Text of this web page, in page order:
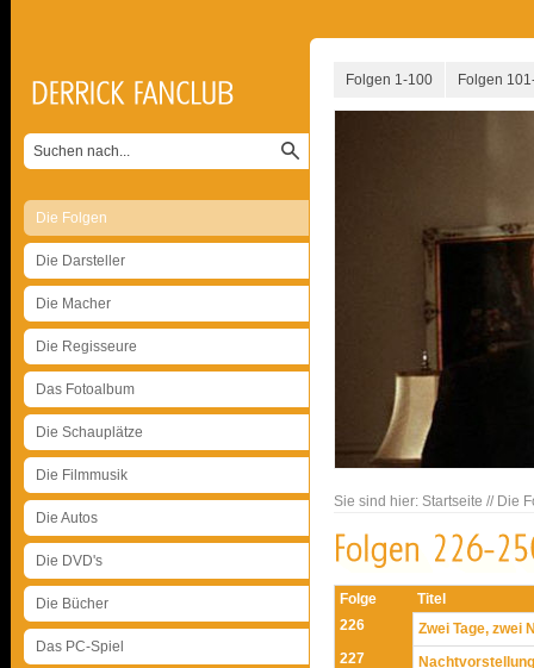
Die Folgen
Die Darsteller
Die Macher
Die Regisseure
Das Fotoalbum
Die Schauplätze
Die Filmmusik
Die Autos
Die DVD's
Die Bücher
Das PC-Spiel
Folgen 1-100 Folgen
Sie sind hier: Startseite // Die
Folge
Titel
226
Zwei Tage, zwei
227
Nachtvorstellung